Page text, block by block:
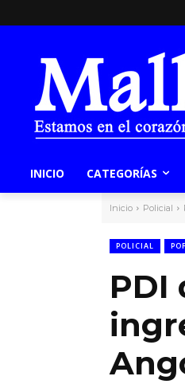
INICIO CATEGORÍAS
Inicio Policial
POLICIAL
PDI